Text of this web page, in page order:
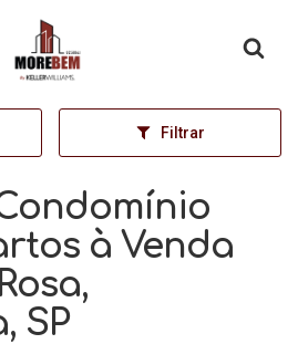
Página inicial
Filtrar
à Venda
SP